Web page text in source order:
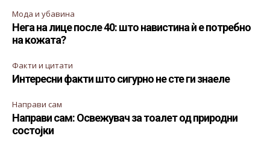
Мода и убавина
Нега на лице после 40: што навистина ѝ е потребно
на кожата?
Факти и цитати
Интересни факти што сигурно не сте ги знаеле
Направи сам
Направи сам: Освежувач за тоалет од природни
состојки